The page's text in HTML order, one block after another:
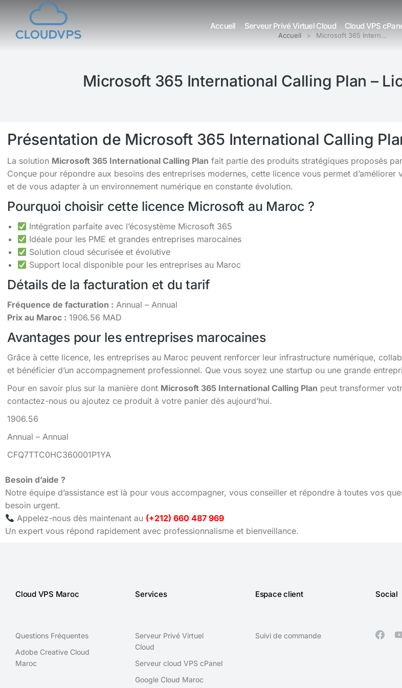
Accueil Serveur Privé Virtuel Cloud Cloud VPS
Vous êtes ici : Accueil Microsoft 365 Intern…
Microsoft 365 International Calling Plan –
Présentation de Microsoft 365 International Calling
La solution Microsoft 365 International Calling Plan fait partie des produits stratégiques proposés
Conçue pour répondre aux besoins des entreprises modernes, cette licence vous permet
et de vous adapter à un environnement numérique en constante évolution.
Pourquoi choisir cette licence Microsoft au Maroc ?
Intégration parfaite avec l’écosystème Microsoft 365
Idéale pour les PME et grandes entreprises marocaines
Solution cloud sécurisée et évolutive
Support local disponible pour les entreprises au Maroc
Détails de la facturation et du tarif
Fréquence de facturation : Annual – Annual
Prix au Maroc : 1906.56 MAD
Avantages pour les entreprises marocaines
Grâce à cette licence, les entreprises au Maroc peuvent renforcer leur infrastructure numérique,
et bénéficier d’un accompagnement professionnel. Que vous soyez une startup ou une grande
Pour en savoir plus sur la manière dont Microsoft 365 International Calling Plan peut transformer
contactez-nous ou ajoutez ce produit à votre panier dès aujourd’hui.
1906.56
Annual – Annual
CFQ7TTC0HC360001P1YA
Besoin d’aide ?
Notre équipe d’assistance est là pour vous accompagner, vous conseiller et répondre à toutes vos
besoin urgent.
Appelez-nous dès maintenant au (+212) 660 487 969
Un expert vous répond rapidement avec professionnalisme et bienveillance.
Cloud VPS Maroc
Questions Fréquentes
Adobe Creative Cloud
Maroc
Services
Serveur Privé Virtuel
Cloud
Serveur cloud VPS cPanel
Google Cloud Maroc
Espace client
Suivi de commande
Social